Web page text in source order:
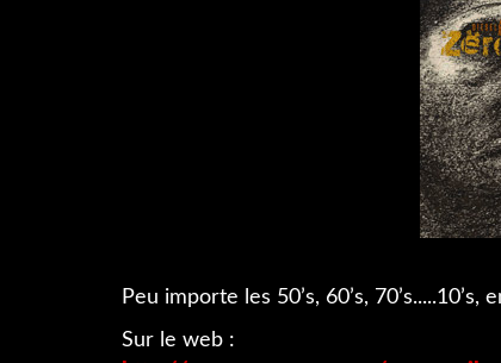
Peu importe les 50’s, 60’s,
Sur le web :